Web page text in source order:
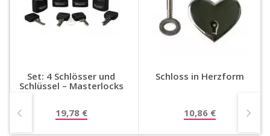
Set: 4 Schlösser und
Schlüssel – Masterlocks
19,78 €
Schloss in Herzform
10,86 €